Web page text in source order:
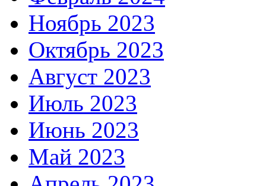
Ноябрь 2023
Октябрь 2023
Август 2023
Июль 2023
Июнь 2023
Май 2023